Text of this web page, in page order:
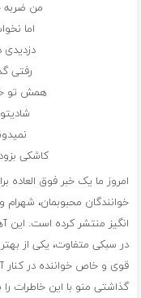
من ضربه
اما
رفتی
همش تو
کاشکی
امروز ما یک خبر فوق العاده
خوانندگان محبوبمان،
انگیز منتشر کرده است. این
در سبکی متفاوت، یکی از
قوی و خاص خواننده در کنار
گذاشتی منو با این خاطرات را